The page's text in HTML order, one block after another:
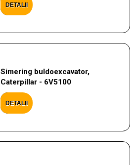
DETALII
Simering buldoexcavator,
Caterpillar - 6V5100
DETALII